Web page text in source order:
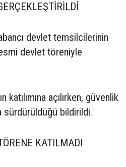
devlet temsilcilerinin
devlet töreniyle
açılırken, güvenlik
sürdürüldüğü bildirildi.
KATILMADI